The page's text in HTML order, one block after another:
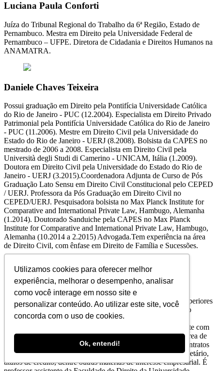
Utilizamos cookies para oferecer melhor
experiência, melhorar o desempenho, analisar
como você interage em nosso site e
personalizar conteúdo. Ao utilizar este site, você
concorda com o uso de cookies.
Ok, entendi!
Luciana Paula Conforti
Juíza do Tribunal Regional do Trabalho da 6ª Região, Estado de
Pernambuco. Mestra em Direito pela Universidade Federal de
Pernambuco – UFPE. Diretora de Cidadania e Direitos Humanos na
ANAMATRA.
Daniele Chaves Teixeira
Possui graduação em Direito pela Pontifícia Universidade Católica
do Rio de Janeiro - PUC (12.2004). Especialista em Direito Privado
Patrimonial pela Pontifícia Universidade Católica do Rio de Janeiro
- PUC (11.2006). Mestre em Direito Civil pela Universidade do
Estado do Rio de Janeiro - UERJ (8.2008). Bolsista da CAPES no
mestrado de 2006 a 2008. Especialista em Direito Civil pela
Università degli Studi di Camerino - UNICAM, Itália (1.2009).
Doutora em Direito Civil pela Universidade do Estado do Rio de
Janeiro - UERJ (3.2015).Coordenadora Adjunta de Curso de Pós
Graduação Lato Sensu em Direito Civil Constitucional pelo CEPED
/ UERJ. Professora da Pós Graduação em Direito Civil no
CEPED/UERJ. Pesquisadora bolsista no Max Planck Institute for
Comparative and International Private Law, Hambugo, Alemanha
(1.2014). Doutorado Sanduiche pela CAPES no Max Planck
Institute for Comparative and International Private Law, Hambugo,
Alemanha (10.2014 a 2.2015) Advogada.Tem experiência na área
de Direito Civil, com ênfase em Direito de Família e Sucessões.
Fernando Falcão
Advogado. Graduado em Direito pelo Centro de Estudos Superiores
de Maceió, com MBA em Direito Empresarial pela Fundação
Getúlio Vargas (FGV/RJ), mestre em Direito Público pela
Universidade Federal de Alagoas (UFAL), advogado militante com
inscrição na OAB/AL n.º 5589, atuando principalmente na área de
Direito das Obrigações, Direito da Propriedade Industrial, contratos
empresariais, falência e recuperação de empresas, direito societário,
títulos de crédito, dentre outras matérias de interesse empresarial. É